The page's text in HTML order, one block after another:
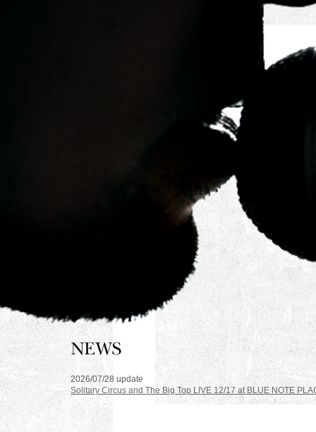
2026/07/28 update
Solitary Circus and The Big Top LIVE 12/17 at BLUE NOTE